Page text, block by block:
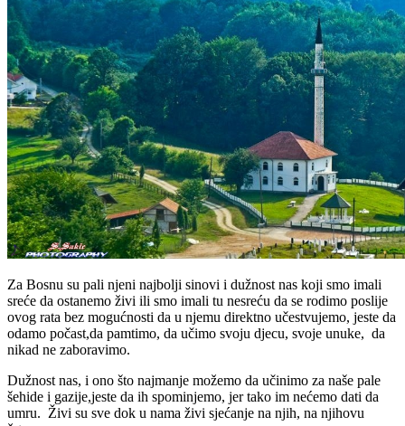
Za Bosnu su pali njeni najbolji sinovi i dužnost nas koji smo imali
sreće da ostanemo živi ili smo imali tu nesreću da se rodimo poslije
ovog rata bez mogućnosti da u njemu direktno učestvujemo, jeste da
odamo počast,da pamtimo, da učimo svoju djecu, svoje unuke, da
nikad ne zaboravimo.
Dužnost nas, i ono što najmanje možemo da učinimo za naše pale
šehide i gazije,jeste da ih spominjemo, jer tako im nećemo dati da
umru. Živi su sve dok u nama živi sjećanje na njih, na njihovu